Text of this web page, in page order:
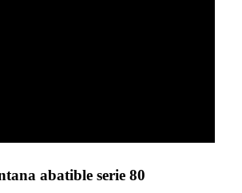
abatible serie 80